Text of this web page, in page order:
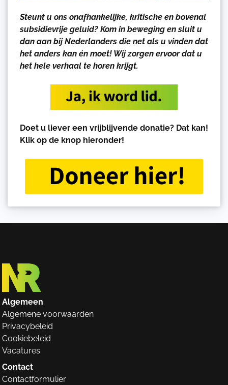
Steunt u ons onafhankelijke, kritische en bovenal
subsidievrije geluid? Kom in beweging en sluit u
dan aan bij Nederlanders die net als u vinden dat
het anders kan én moet! Wij zorgen ervoor dat u
het hele verhaal te horen krijgt.
Doet u liever een vrijblijvende donatie? Dat kan!
Klik op de knop hieronder!
Algemeen
Algemene voorwaarden
Privacybeleid
Cookiebeleid
Vacatures
Contact
Contactformulier